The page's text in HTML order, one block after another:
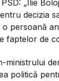
„Ilie
decizia
o persoană
faptelor de
ministrului
politică